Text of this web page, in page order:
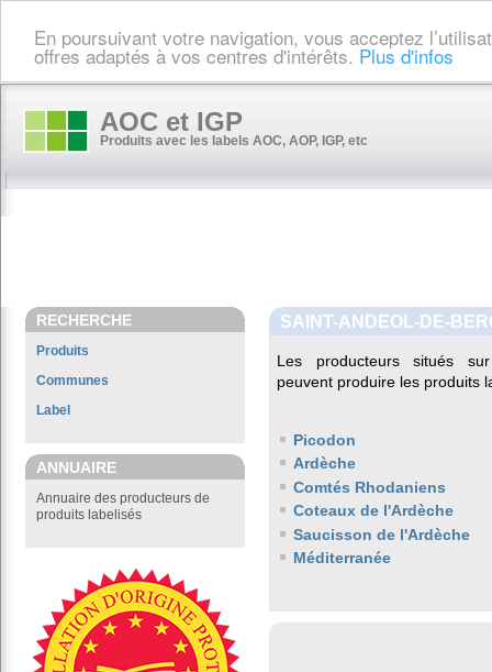
En poursuivant votre navigation, vous acceptez
offres adaptés à vos centres d'intérêts. Plus d'infos
AOC et IGP
Produits avec les labels AOC, AOP, IGP, etc
RECHERCHE
Produits
Communes
Label
ANNUAIRE
Annuaire des producteurs de
produits labelisés
SAINT-ANDEOL-DE-
Les producteurs situés
peuvent produire les produits
Picodon
Ardèche
Comtés Rhodaniens
Coteaux de l'Ardèche
Saucisson de l'Ardèche
Méditerranée